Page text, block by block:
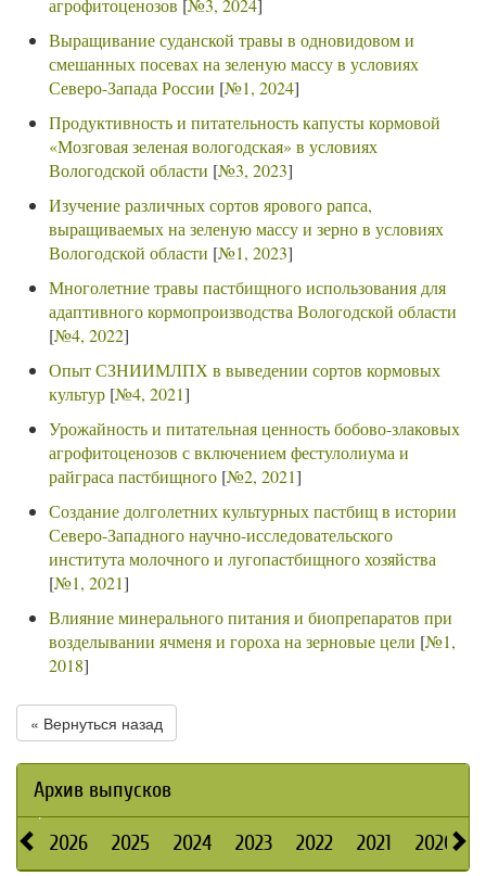
агрофитоценозов [№3, 2024]
Выращивание суданской травы в одновидовом и
смешанных посевах на зеленую массу в условиях
Северо-Запада России [№1, 2024]
Продуктивность и питательность капусты кормовой
«Мозговая зеленая вологодская» в условиях
Вологодской области [№3, 2023]
Изучение различных сортов ярового рапса,
выращиваемых на зеленую массу и зерно в условиях
Вологодской области [№1, 2023]
Многолетние травы пастбищного использования для
адаптивного кормопроизводства Вологодской области
[№4, 2022]
Опыт СЗНИИМЛПХ в выведении сортов кормовых
культур [№4, 2021]
Урожайность и питательная ценность бобово-злаковых
агрофитоценозов с включением фестулолиума и
райграса пастбищного [№2, 2021]
Создание долголетних культурных пастбищ в истории
Северо-Западного научно-исследовательского
института молочного и лугопастбищного хозяйства
[№1, 2021]
Влияние минерального питания и биопрепаратов при
возделывании ячменя и гороха на зерновые цели [№1,
2018]
« Вернуться назад
Архив выпусков
2026 2025 2024 2023 2022 2021 2020